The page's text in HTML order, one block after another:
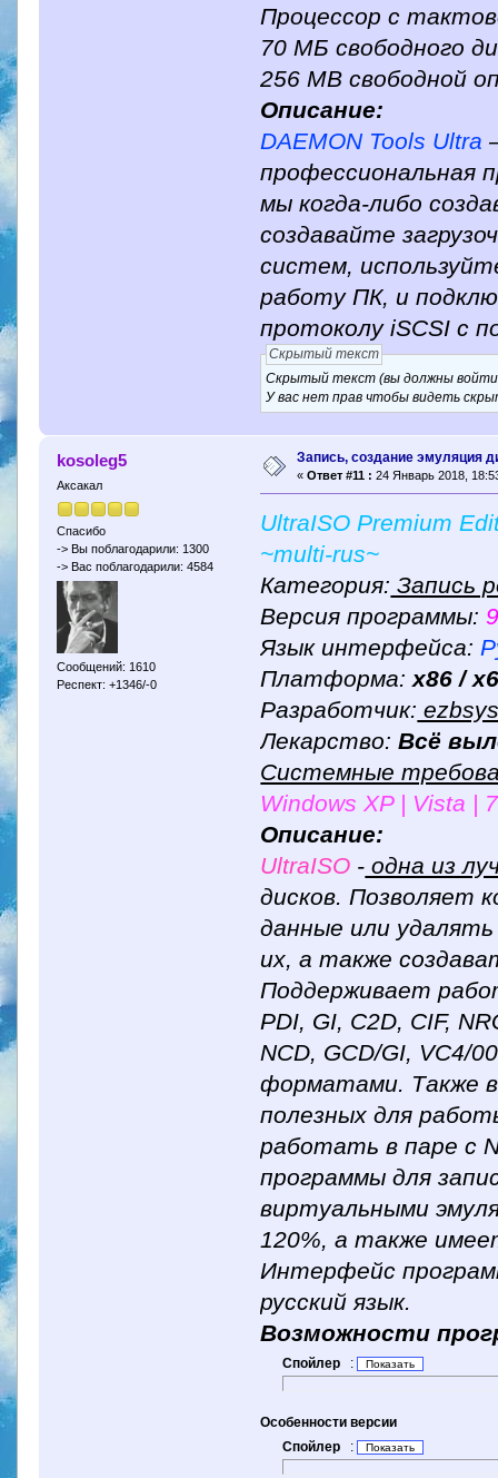
Процессор с
70 МБ свободного
256 MB свободной
Описание:
DAEMON Tools Ultra
профессиональная
мы когда-либо
создавайте
систем,
работу ПК, и
протоколу iSCSI с
Скрытый текст
Скрытый текст (вы должны войти
У вас нет прав чтобы видеть
kosoleg5
Аксакал
Спасибо
-> Вы поблагодарили: 1300
-> Вас поблагодарили: 4584
Сообщений: 1610
Респект: +1346/-0
Запись, создание эмуляция
« Ответ #11 : 24 Январь 2018,
UltraISO Premium
~multi-rus~
Категория: Запись
Версия программы:
Язык интерфейса:
Платформа:x86 /
Разработчик:
Лекарство:Всё
Системные
Windows XP | Vista |
Описание:
UltraISO - одна из
дисков. Позволяет
данные или удалять
их, а также
Поддерживает
PDI, GI, C2D, CIF,
NCD, GCD/GI, VC4/
форматами. Также
полезных для
работать в паре с
программы для
виртуальными
120%, а также
Интерфейс
русский язык.
Возможности
Спойлер :
Особенности версии
Спойлер
: